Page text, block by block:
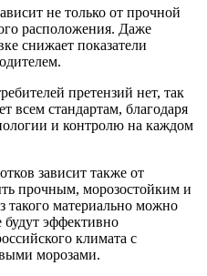
не только от прочной
расположения. Даже
снижает показатели
претензий нет, так
всем стандартам, благодаря
и контролю на каждом
зависит также от
прочным, морозостойким и
такого материально можно
будут эффективно
климата с
морозами.